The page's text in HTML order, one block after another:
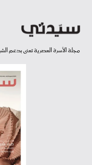
مجلة الأسرة العصرية تعنى بدعم